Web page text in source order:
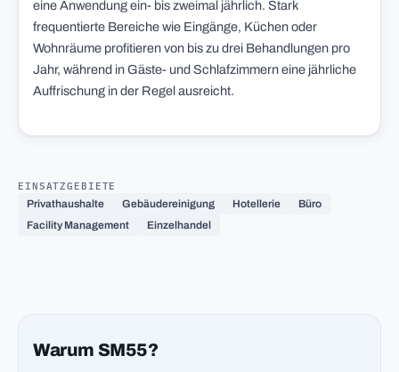
eine Anwendung ein- bis zweimal jährlich. Stark
frequentierte Bereiche wie Eingänge, Küchen oder
Wohnräume profitieren von bis zu drei Behandlungen pro
Jahr, während in Gäste- und Schlafzimmern eine jährliche
Auffrischung in der Regel ausreicht.
EINSATZGEBIETE
Privathaushalte
Gebäudereinigung Hotellerie
Büro
Facility Management
Einzelhandel
Warum SM55?